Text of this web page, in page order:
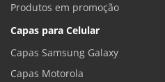
Produtos em promoção
Capas para Celular
Capas Samsung Galaxy
Capas Motorola